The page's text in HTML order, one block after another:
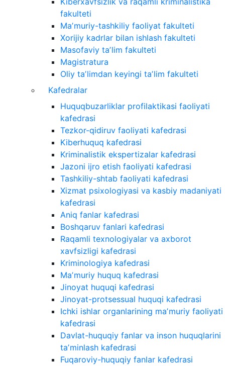
fakulteti
Maʼmuriy-tashkiliy faoliyat fakulteti
Xorijiy kadrlar bilan ishlash fakulteti
Masofaviy taʼlim fakulteti
Magistratura
Oliy taʼlimdan keyingi taʼlim fakulteti
Kafedralar
Huquqbuzarliklar profilaktikasi faoliyati
kafedrasi
Tezkor-qidiruv faoliyati kafedrasi
Kiberhuquq kafedrasi
Kriminalistik ekspertizalar kafedrasi
Jazoni ijro etish faoliyati kafedrasi
Tashkiliy-shtab faoliyati kafedrasi
Xizmat psixologiyasi va kasbiy madaniyati
kafedrasi
Aniq fanlar kafedrasi
Boshqaruv fanlari kafedrasi
Raqamli texnologiyalar va axborot
xavfsizligi kafedrasi
Kriminologiya kafedrasi
Maʼmuriy huquq kafedrasi
Jinoyat huquqi kafedrasi
Jinoyat-protsessual huquqi kafedrasi
Ichki ishlar organlarining maʼmuriy faoliyati
kafedrasi
Davlat-huquqiy fanlar va inson huquqlarini
taʼminlash kafedrasi
Fuqaroviy-huquqiy fanlar kafedrasi